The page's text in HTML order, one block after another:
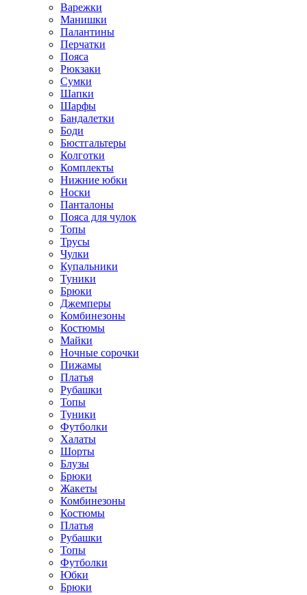
Варежки
Манишки
Палантины
Перчатки
Пояса
Рюкзаки
Сумки
Шапки
Шарфы
Бандалетки
Боди
Бюстгальтеры
Колготки
Комплекты
Нижние юбки
Носки
Панталоны
Поясa для чулок
Топы
Трусы
Чулки
Купальники
Туники
Брюки
Джемперы
Комбинезоны
Костюмы
Майки
Ночные сорочки
Пижамы
Платья
Рубашки
Топы
Туники
Футболки
Халаты
Шорты
Блузы
Брюки
Жакеты
Комбинезоны
Костюмы
Платья
Рубашки
Топы
Футболки
Юбки
Брюки